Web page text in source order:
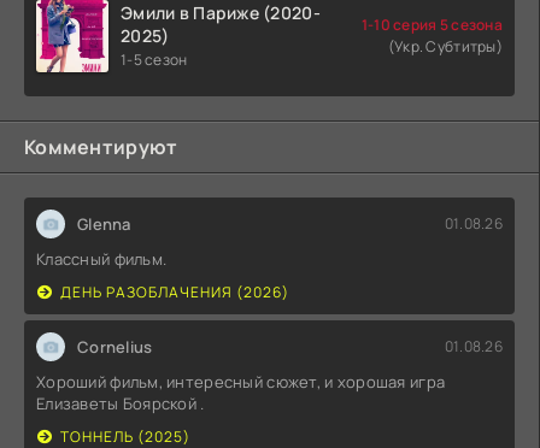
Эмили в Париже (2020-
2025)
1-5 сезон
1-10 серия 5 сезона
(Укр. Субтитры)
Комментируют
Glenna 01.08.26
Классный фильм.
ДЕНЬ РАЗОБЛАЧЕНИЯ (2026)
Cornelius 01.08.26
Хороший фильм, интересный сюжет, и хорошая игра
Елизаветы Боярской .
ТОННЕЛЬ (2025)